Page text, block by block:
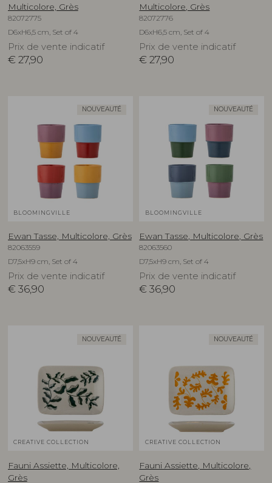
Multicolore, Grès
82072775
D6xH6,5 cm, Set of 4
Prix de vente indicatif
€ 27,90
Multicolore, Grès
82072776
D6xH6,5 cm, Set of 4
Prix de vente indicatif
€ 27,90
NOUVEAUTÉ
BLOOMINGVILLE
Ewan Tasse, Multicolore, Grès
82063559
D7,5xH9 cm, Set of 4
Prix de vente indicatif
€ 36,90
NOUVEAUTÉ
BLOOMINGVILLE
Ewan Tasse, Multicolore, Grès
82063560
D7,5xH9 cm, Set of 4
Prix de vente indicatif
€ 36,90
NOUVEAUTÉ
CREATIVE COLLECTION
Fauni Assiette, Multicolore,
Grès
NOUVEAUTÉ
CREATIVE COLLECTION
Fauni Assiette, Multicolore,
Grès